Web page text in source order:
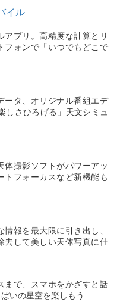
イル
プリ。高精度な計算とリ
フォンで「いつでもどこで
ータ、オリジナル番組エデ
しさひろげる」天文シミュ
撮影ソフトがパワーアッ
トフォーカスなど新機能も
報を最大限に引き出し、
去して美しい天体写真に仕
まで、スマホをかざすと話
いの星空を楽しもう